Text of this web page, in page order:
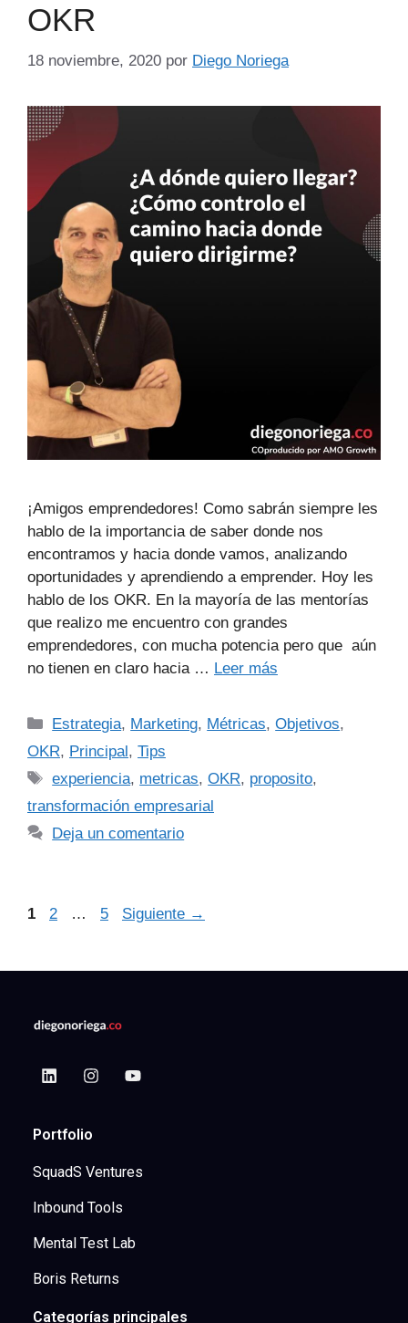
OKR
18 noviembre, 2020 por Diego Noriega
¡Amigos emprendedores! Como sabrán siempre les
hablo de la importancia de saber donde nos
encontramos y hacia donde vamos, analizando
oportunidades y aprendiendo a emprender. Hoy les
hablo de los OKR. En la mayoría de las mentorías
que realizo me encuentro con grandes
emprendedores, con mucha potencia pero que aún
no tienen en claro hacia … Leer más
Estrategia, Marketing, Métricas,Objetivos,
OKR, Principal, Tips
experiencia, metricas,OKR, proposito,
transformación empresarial
Deja un comentario
1 2 … 5 Siguiente →
Portfolio
SquadS Ventures
Inbound Tools
Mental Test Lab
Boris Returns
Categorías principales